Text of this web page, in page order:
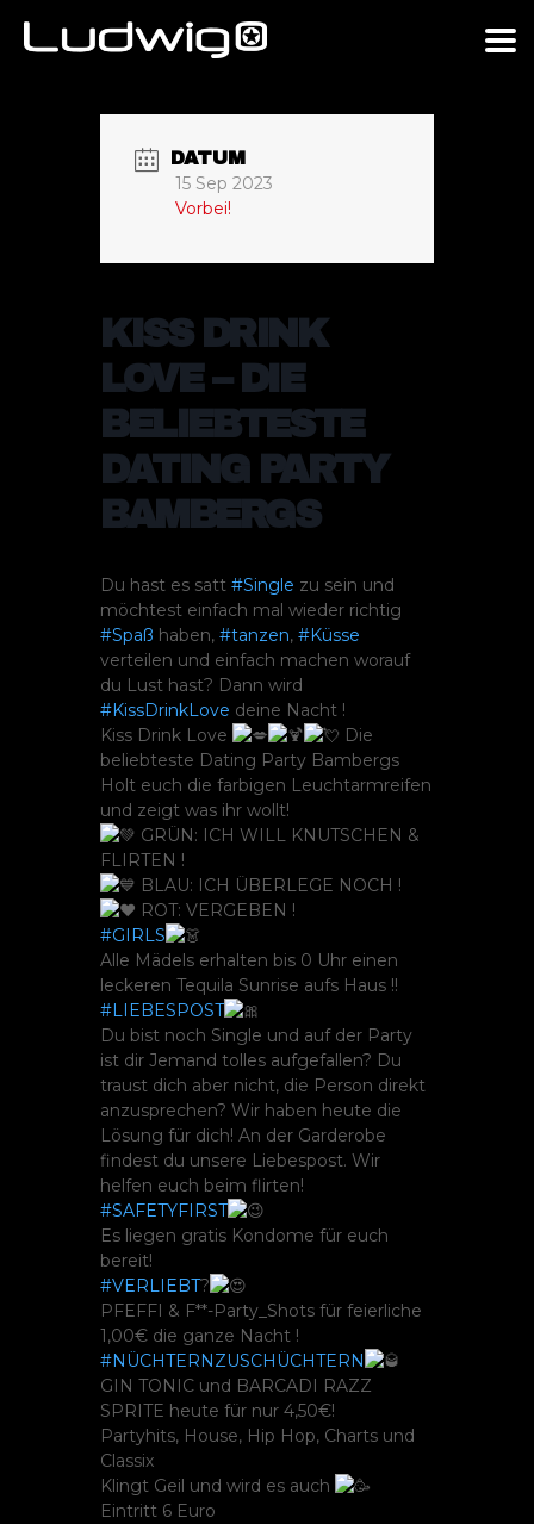
DATUM
15 Sep 2023
Vorbei!
KISS DRINK
LOVE – DIE
BELIEBTESTE
DATING PARTY
BAMBERGS
Du hast es satt #Single zu sein und
möchtest einfach mal wieder richtig
#Spaß haben, #tanzen, #Küsse
verteilen und einfach machen worauf
du Lust hast? Dann wird
#KissDrinkLove deine Nacht !
Kiss Drink Love
Die
beliebteste Dating Party Bambergs
Holt euch die farbigen Leuchtarmreifen
und zeigt was ihr wollt!
GRÜN: ICH WILL KNUTSCHEN &
FLIRTEN !
BLAU: ICH ÜBERLEGE NOCH !
ROT: VERGEBEN !
#GIRLS
Alle Mädels erhalten bis 0 Uhr einen
leckeren Tequila Sunrise aufs Haus !!
#LIEBESPOST
Du bist noch Single und auf der Party
ist dir Jemand tolles aufgefallen? Du
traust dich aber nicht, die Person direkt
anzusprechen? Wir haben heute die
Lösung für dich! An der Garderobe
findest du unsere Liebespost. Wir
helfen euch beim flirten!
#SAFETYFIRST
Es liegen gratis Kondome für euch
bereit!
#VERLIEBT?
PFEFFI & F**-Party_Shots für feierliche
1,00€ die ganze Nacht !
#NÜCHTERNZUSCHÜCHTERN
GIN TONIC und BARCADI RAZZ
SPRITE heute für nur 4,50€!
Partyhits, House, Hip Hop, Charts und
Classix
Klingt Geil und wird es auch
Eintritt 6 Euro